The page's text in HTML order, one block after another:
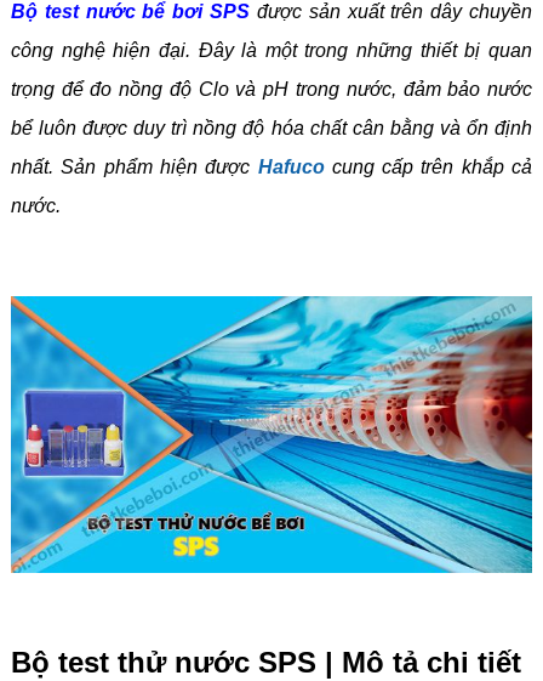
Bộ test nước bể bơi SPS được sản xuất trên dây chuyền
công nghệ hiện đại. Đây là một trong những thiết bị quan
trọng để đo nồng độ Clo và pH trong nước, đảm bảo nước
bể luôn được duy trì nồng độ hóa chất cân bằng và ổn định
nhất. Sản phẩm hiện được Hafucocung cấp trên khắp cả
nước.
Bộ test thử nước SPS | Mô tả chi tiết